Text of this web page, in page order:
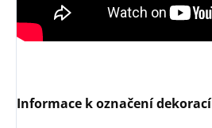
Informace k označení dekorací